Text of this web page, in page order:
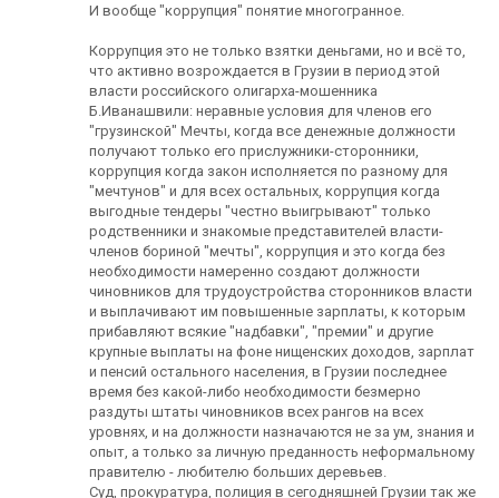
И вообще "коррупция" понятие многогранное.
Коррупция это не только взятки деньгами, но и всё то,
что активно возрождается в Грузии в период этой
власти российского олигарха-мошенника
Б.Иванашвили: неравные условия для членов его
"грузинской" Мечты, когда все денежные должности
получают только его прислужники-сторонники,
коррупция когда закон исполняется по разному для
"мечтунов" и для всех остальных, коррупция когда
выгодные тендеры "честно выигрывают" только
родственники и знакомые представителей власти-
членов бориной "мечты", коррупция и это когда без
необходимости намеренно создают должности
чиновников для трудоустройства сторонников власти
и выплачивают им повышенные зарплаты, к которым
прибавляют всякие "надбавки", "премии" и другие
крупные выплаты на фоне нищенских доходов, зарплат
и пенсий остального населения, в Грузии последнее
время без какой-либо необходимости безмерно
раздуты штаты чиновников всех рангов на всех
уровнях, и на должности назначаются не за ум, знания и
опыт, а только за личную преданность неформальному
правителю - любителю больших деревьев.
Суд, прокуратура, полиция в сегодняшней Грузии так же